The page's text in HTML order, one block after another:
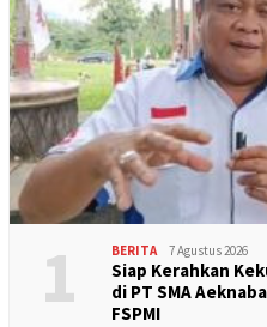
1 BERITA 7 Agustus 2026
Siap Kerahkan
di PT SMA
FSPMI